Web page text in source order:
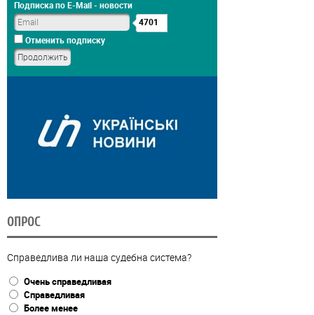
Подписка по E-Mail - новости
4701
Отменить подписку
ОПРОС
Справедлива ли наша судебна система?
Очень справедливая
Справедливая
Более менее